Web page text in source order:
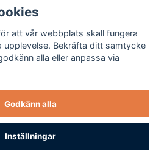
Powered by Nyehandel AB
Varumärken
att vår webbplats skall fungera
upplevelse. Bekräfta ditt samtycke
alla eller anpassa via
Godkänn alla
Inställningar